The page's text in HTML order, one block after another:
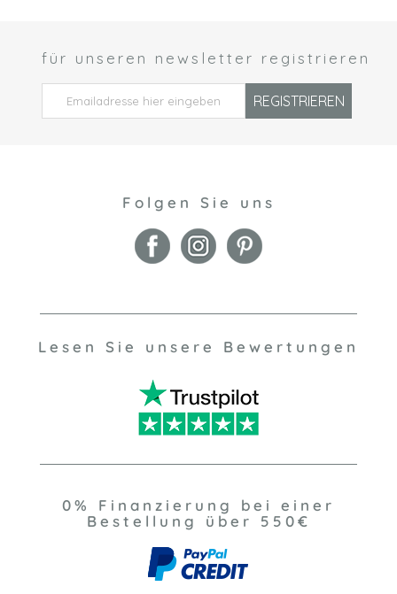
für unseren newsletter registrieren
REGISTRIEREN
Folgen Sie uns
Lesen Sie unsere Bewertungen
0% Finanzierung bei einer
Bestellung über 550€